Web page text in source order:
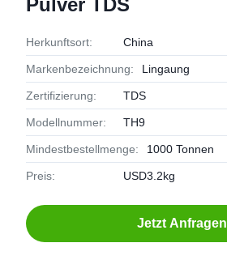
Pulver TDS
Herkunftsort: China
Markenbezeichnung: Lingaung
Zertifizierung: TDS
Modellnummer: TH9
Mindestbestellmenge: 1000 Tonnen
Preis: USD3.2kg
Jetzt Anfragen